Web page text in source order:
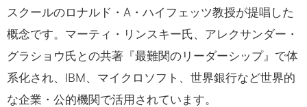
スクールのロナルド・A・ハイフェッツ教授が提唱した
概念です。マーティ・リンスキー氏、アレクサンダー・
グラショウ氏との共著『最難関のリーダーシップ』で体
系化され、IBM、マイクロソフト、世界銀行など世界的
な企業・公的機関で活用されています。